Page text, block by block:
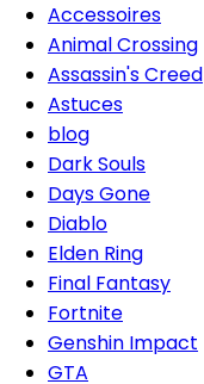
Accessoires
Animal Crossing
Assassin's Creed
Astuces
blog
Dark Souls
Days Gone
Diablo
Elden Ring
Final Fantasy
Fortnite
Genshin Impact
GTA